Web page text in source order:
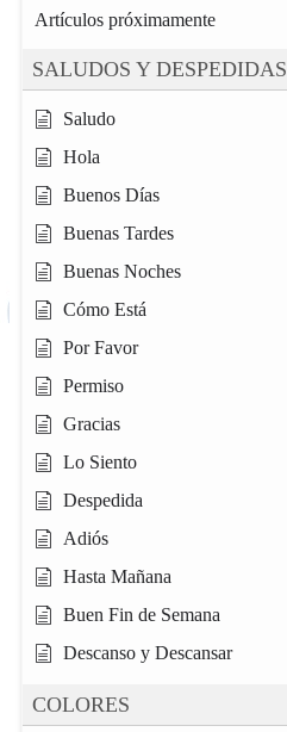
Artículos próximamente
SALUDOS Y DESPEDIDAS
Saludo
Hola
Buenos Días
Buenas Tardes
Buenas Noches
Cómo Está
Por Favor
Permiso
Gracias
Lo Siento
Despedida
Adiós
Hasta Mañana
Buen Fin de Semana
Descanso y Descansar
COLORES